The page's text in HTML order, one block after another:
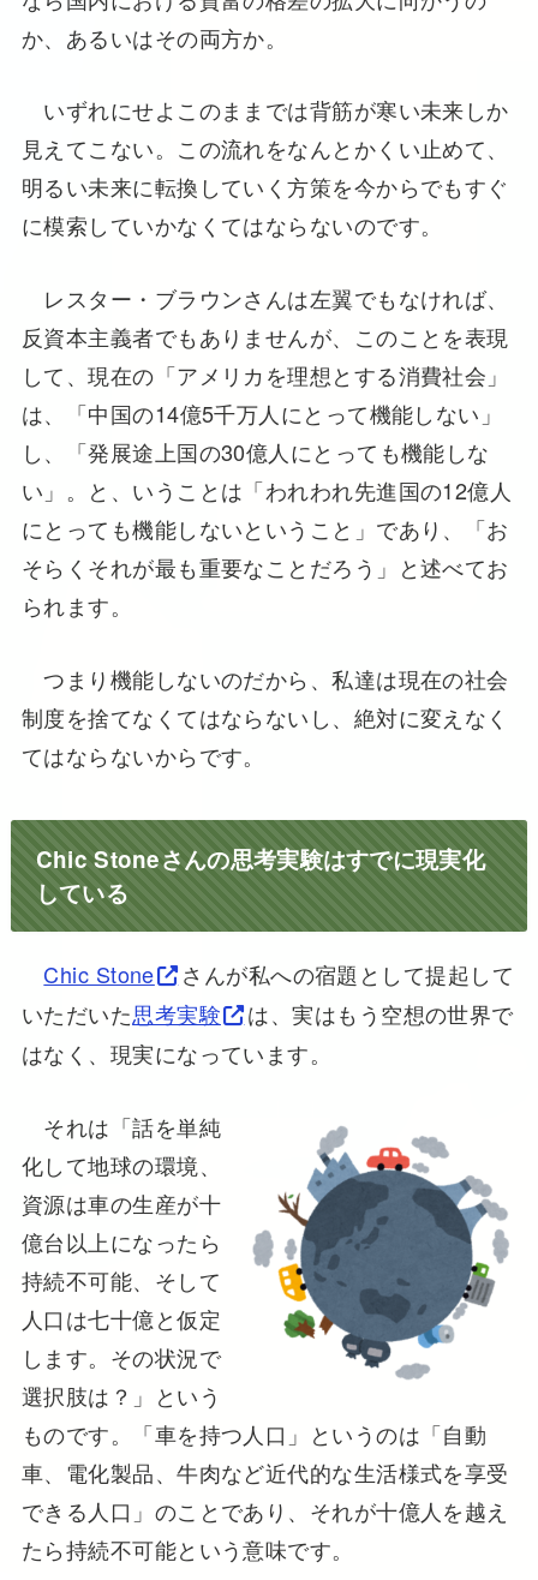
か、あるいはその両方か。
いずれにせよこのままでは背筋が寒い未来しか
見えてこない。この流れをなんとかくい止めて、
明るい未来に転換していく方策を今からでもすぐ
に模索していかなくてはならないのです。
レスター・ブラウンさんは左翼でもなければ、
反資本主義者でもありませんが、このことを表現
して、現在の「アメリカを理想とする消費社会」
は、「中国の14億5千万人にとって機能しない」
し、「発展途上国の30億人にとっても機能しな
い」。と、いうことは「われわれ先進国の12億人
にとっても機能しないということ」であり、「お
そらくそれが最も重要なことだろう」と述べてお
られます。
つまり機能しないのだから、私達は現在の社会
制度を捨てなくてはならないし、絶対に変えなく
てはならないからです。
Chic Stoneさんの思考実験はすでに現実化
している
Chic Stone
さんが私への宿題として提起して
いただいた思考実験
は、実はもう空想の世界で
はなく、現実になっています。
それは「話を単純
化して地球の環境、
資源は車の生産が十
億台以上になったら
持続不可能、そして
人口は七十億と仮定
します。その状況で
選択肢は？」という
ものです。「車を持つ人口」というのは「自動
車、電化製品、牛肉など近代的な生活様式を享受
できる人口」のことであり、それが十億人を越え
たら持続不可能という意味です。